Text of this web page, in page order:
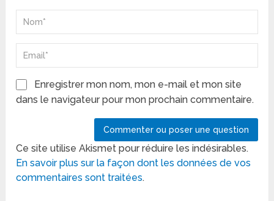
Enregistrer mon nom, mon e-mail et mon site
dans le navigateur pour mon prochain commentaire.
Ce site utilise Akismet pour réduire les indésirables.
En savoir plus sur la façon dont les données de vos
commentaires sont traitées.